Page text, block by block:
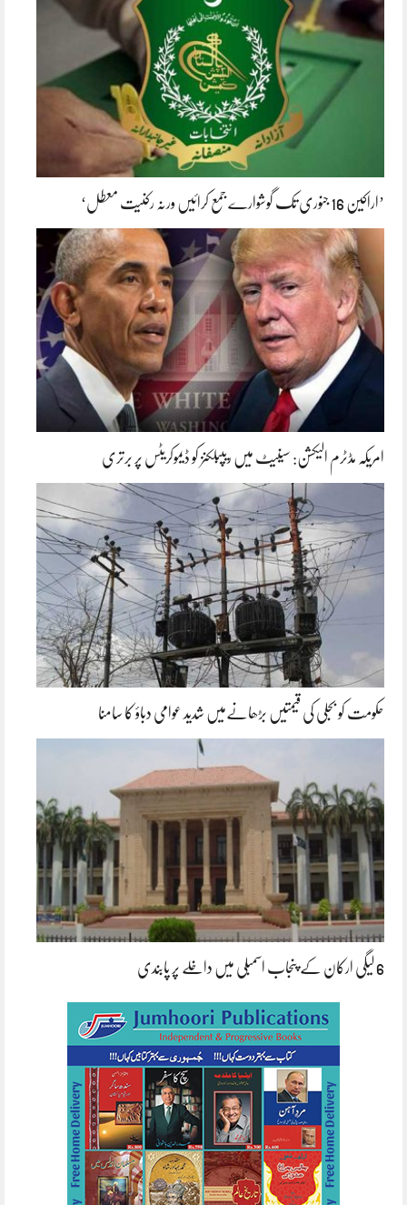
’اراکین 16 جنوری تک گوشوارے جمع کرائیں ورنہ رکنیت معطل‘
امریکہ مڈٹرم الیکشن: سینیٹ میں ریپبلکنز کو ڈیموکریٹس پر برتری
حکومت کو بجلی کی قیمتیں بڑھانےمیں شدید عوامی دباؤ کا سامنا
6 لیگی ارکان کے پنجاب اسمبلی میں داخلے پر پابندی